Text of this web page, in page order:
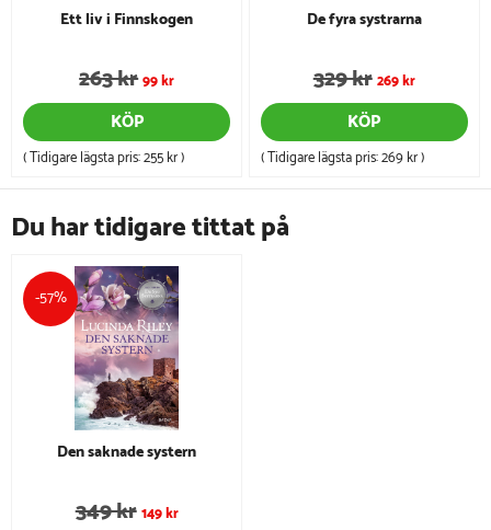
Ett liv i Finnskogen
263 kr99 kr
KÖP
( Tidigare lägsta pris:255 kr)
De fyra systrarna
329 kr 269 kr
KÖP
( Tidigare lägsta pris:269 kr)
Du har tidigare tittat på
-57%
Den saknade systern
349 kr 149 kr